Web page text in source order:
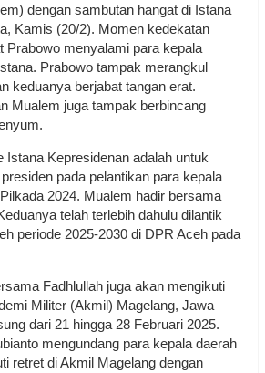
dengan sambutan hangat di Istana
Kamis (20/2). Momen kedekatan
Prabowo menyalami para kepala
Prabowo tampak merangkul
keduanya berjabat tangan erat.
Mualem juga tampak berbincang
Istana Kepresidenan adalah untuk
pada pelantikan para kepala
2024. Mualem hadir bersama
telah terlebih dahulu dilantik
periode 2025-2030 di DPR Aceh pada
Fadhlullah juga akan mengikuti
Militer (Akmil) Magelang, Jawa
dari 21 hingga 28 Februari 2025.
mengundang para kepala daerah
retret di Akmil Magelang dengan